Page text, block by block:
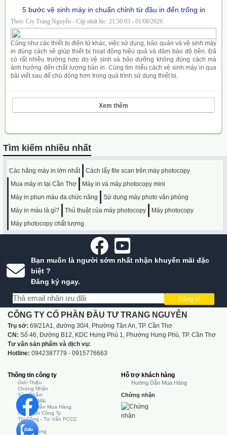
5 bước vệ sinh máy in chuẩn chỉnh từ đầu in đến trống in
Theo: Cty Trang Nguyễn - Cập nhật lúc: 21:50:03 - 01/08/2026
Cũng như các thiết bị điện tử khác, việc sử dụng, bảo quản và vệ sinh máy
in đúng cách sẽ giúp thiết bị hoạt động hiệu quả và đảm bảo độ bền. Đã
có rất nhiều trường hợp do vệ sinh và bảo dưỡng không đúng cách mà
ảnh hưởng đến chất lượng bản in. Cùng tìm hiểu cách vệ sinh máy in qua
bài viết sau để chủ động hơn trong quá trình sử dụng thiết bị.
Xem thêm
Tìm kiếm nhiều nhất
Các hãng máy in lớn nhất
Cách lấy file scan trên máy photocopy
Mua máy in tại Cần Thơ
Máy in và máy photocopy mini
Máy in phun màu đa chức năng
Sử dụng máy photo văn phòng
Máy in màu là gì?
Thủ thuật của máy photocopy
Máy photocopy
Máy photocopy chất lượng
Bạn muốn là người sớm nhất nhận khuyến mãi đặc
biệt ?
Đăng ký ngay.
Đăng kí
CÔNG TY CỔ PHẦN ĐẦU TƯ TRANG NGUYỄN
Trụ sở: 69/21A1, đường 30/4, Phường Tân An, TP. Cần Thơ
CN: Số 46, Đường B12, KDC Hưng Phú 1, Phường Hưng Phú, TP. Cần Thơ
Tư vấn sản phẩm và dịch vụ:
Hotline: 0942387779 - 0915776663
Thông tin công ty
Giới Thiệu
Chứng Nhận
Sản Phẩm
Khuyến Mãi
Hướng Dẫn Mua Hàng
Hình Ảnh Công Ty
Thi Công - Tư Vấn PCCC
Tin Tức
Tuyển Dụng
Hỗ trợ khách hàng
Hướng Dẫn Mua Hàng
Chứng nhận